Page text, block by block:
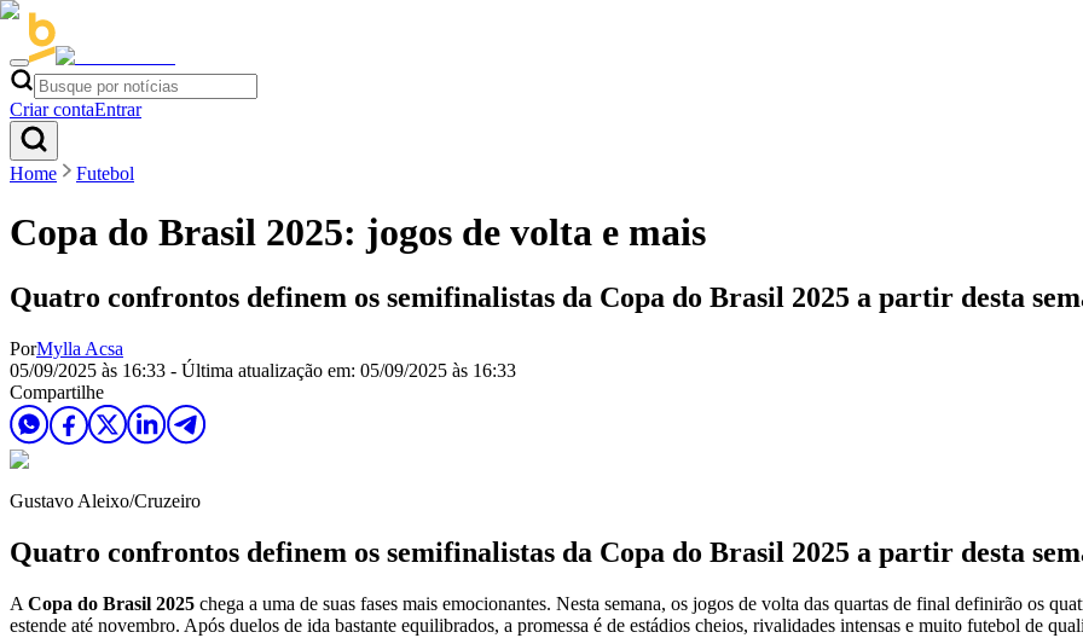
Criar contaEntrar
Home Futebol
Copa do Brasil 2025: jogos de volta e mais
Quatro confrontos definem os semifinalistas da Copa do Brasil 2025 a partir desta
PorMylla Acsa
05/09/2025 às 16:33 - Última atualização em: 05/09/2025 às 16:33
Compartilhe
Gustavo Aleixo/Cruzeiro
Quatro confrontos definem os semifinalistas da Copa do Brasil 2025 a partir desta
A Copa do Brasil 2025 chega a uma de suas fases mais emocionantes. Nesta semana, os jogos de volta das quartas de final definirão os
estende até novembro. Após duelos de ida bastante equilibrados, a promessa é de estádios cheios, rivalidades intensas e muito futebol de